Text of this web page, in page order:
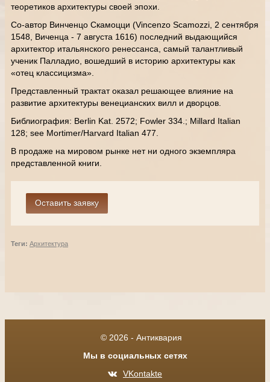
теоретиков архитектуры своей эпохи.
Со-автор Винченцо Скамоцци (Vincenzo Scamozzi, 2 сентября
1548, Виченца - 7 августа 1616) последний выдающийся
архитектор итальянского ренессанса, самый талантливый
ученик Палладио, вошедший в историю архитектуры как
«отец классицизма».
Представленный трактат оказал решающее влияние на
развитие архитектуры венецианских вилл и дворцов.
Библиография: Berlin Kat. 2572; Fowler 334.; Millard Italian
128; see Mortimer/Harvard Italian 477.
В продаже на мировом рынке нет ни одного экземпляра
представленной книги.
Теги: Архитектура
© 2026 - Антиквария
Мы в социальных сетях
VKontakte